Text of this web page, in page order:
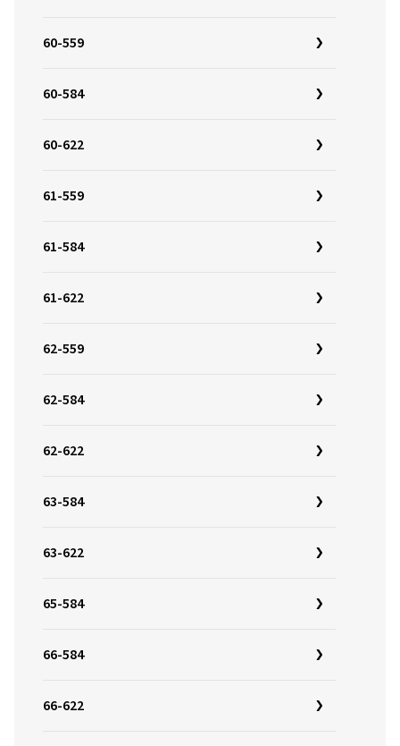
60-559
60-584
60-622
61-559
61-584
61-622
62-559
62-584
62-622
63-584
63-622
65-584
66-584
66-622